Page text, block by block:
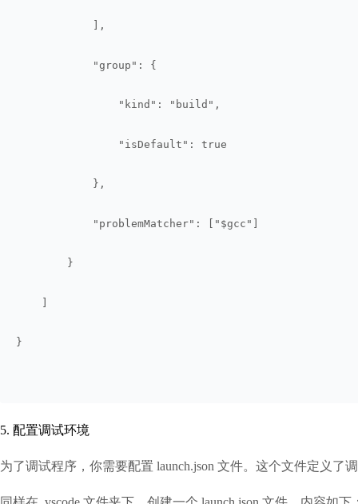
            ],
            "group": {
                "kind": "build",
                "isDefault": true
            },
            "problemMatcher": ["$gcc"]
        }
    ]
}
5. 配置调试环境
为了调试程序，你需要配置 launch.json 文件。这个文件定义了调